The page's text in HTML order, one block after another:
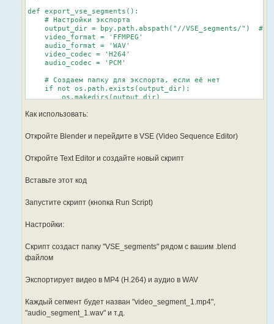
def export_vse_segments():
    # Настройки экспорта
output_dir = bpy.path.abspath("//VSE_segments/")  #
    video_format = 'FFMPEG'
    audio_format = 'WAV'
    video_codec = 'H264'
    audio_codec = 'PCM'
    # Создаем папку для экспорта, если её нет
    if not os.path.exists(output_dir):
        os.makedirs(output_dir)
    # Получаем последовательность
    seq_editor = scene.sequence_editor
        print("No sequence editor found")
    # Собираем все видео и аудио полосы
audio_strips = [s for s in seq_editor.sequences if
        print("No video or audio strips found")
    # Получаем все уникальные точки начала и конца полос
    cut_points = set()
    for strip in video_strips + audio_strips:
    cut_points = sorted(cut_points)
Как использовать:
Откройте Blender и перейдите в VSE (Video Sequence Editor)
Откройте Text Editor и создайте новый скрипт
Вставьте этот код
Запустите скрипт (кнопка Run Script)
Настройки:
Скрипт создаст папку "VSE_segments" рядом с вашим .blend
файлом
Экспортирует видео в MP4 (H.264) и аудио в WAV
Каждый сегмент будет назван "video_segment_1.mp4",
"audio_segment_1.wav" и т.д.